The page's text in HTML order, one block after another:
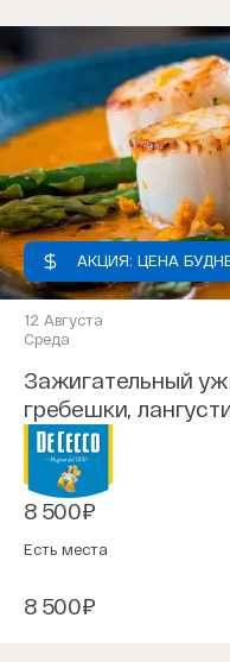
АКЦИЯ: ЦЕНА
12 Августа
Среда
Зажигательный
гребешки,
8 500₽
Есть места
8 500₽